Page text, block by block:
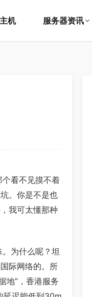
机 服务器资讯
看不见摸不着
。你是不是也
我可太懂那种
为什么呢？坦
际网络的。所
地”，香港服务